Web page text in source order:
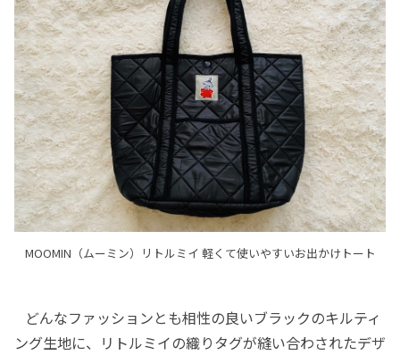
MOOMIN（ムーミン）リトルミイ 軽くて使いやすいお出かけトート
どんなファッションとも相性の良いブラックのキルティ
ング生地に、リトルミイの織りタグが縫い合わされたデザ